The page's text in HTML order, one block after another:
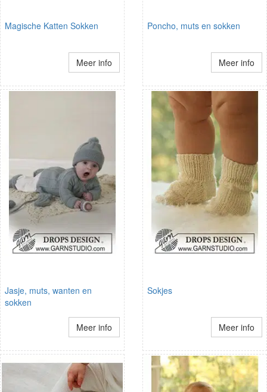
Magische Katten Sokken
Meer info
Poncho, muts en sokken
Meer info
Jasje, muts, wanten en
sokken
Meer info
Sokjes
Meer info